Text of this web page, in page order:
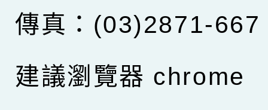
傳真：(03)2871-667
建議瀏覽器 chrome